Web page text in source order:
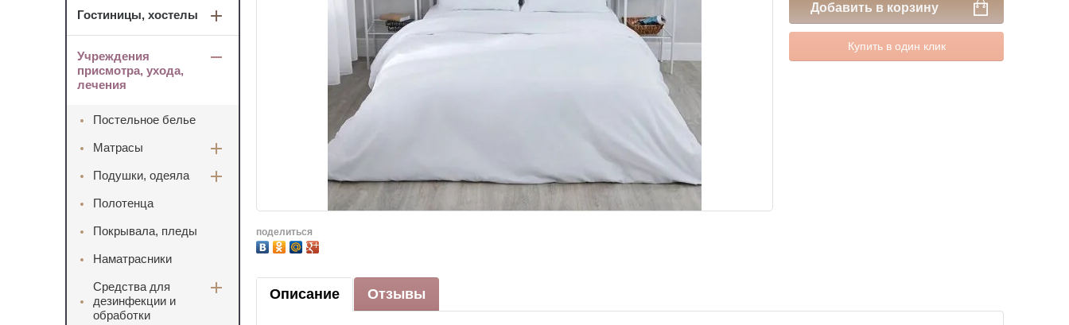
поделиться
Добавить в корзину
Купить в один клик
Описание Отзывы
Гостиницы, хостелы
Учреждения
присмотра, ухода,
лечения
Постельное белье
Матрасы
Подушки, одеяла
Полотенца
Покрывала, пледы
Наматрасники
Средства для
дезинфекции и
обработки